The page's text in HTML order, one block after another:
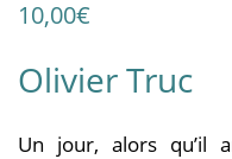
10,00€
Olivier Truc
Un jour, alors qu’il